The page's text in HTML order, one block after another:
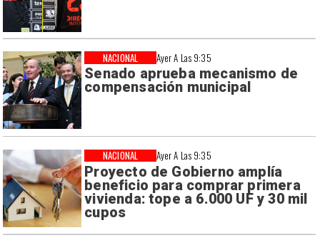
Ayer A Las 9:35
Senado aprueba mecanismo de
compensación municipal
NACIONAL
Ayer A Las 9:35
Proyecto de Gobierno amplía
beneficio para comprar primera
vivienda: tope a 6.000 UF y 30 mil
cupos
NACIONAL